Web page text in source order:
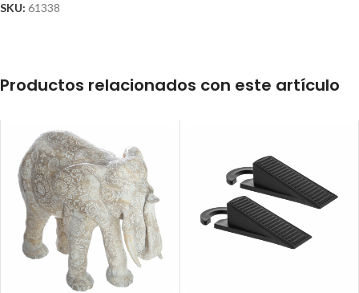
SKU: 61338
Productos relacionados con este artículo